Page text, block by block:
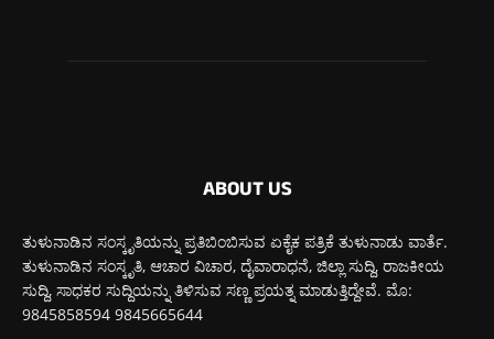
ABOUT US
ತುಳುನಾಡಿನ ಸಂಸ್ಕೃತಿಯನ್ನು ಪ್ರತಿಬಿಂಬಿಸುವ ಏಕೈಕ ಪತ್ರಿಕೆ ತುಳುನಾಡು ವಾರ್ತೆ.
ತುಳುನಾಡಿನ ಸಂಸ್ಕೃತಿ, ಆಚಾರ ವಿಚಾರ, ದೈವಾರಾಧನೆ, ಜಿಲ್ಲಾ ಸುದ್ದಿ, ರಾಜಕೀಯ
ಸುದ್ದಿ, ಸಾಧಕರ ಸುದ್ದಿಯನ್ನು ತಿಳಿಸುವ ಸಣ್ಣ ಪ್ರಯತ್ನ ಮಾಡುತ್ತಿದ್ದೇವೆ. ಮೊ:
9845858594 9845665644